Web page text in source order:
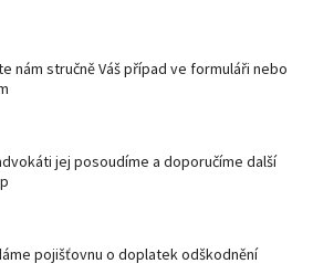
nám stručně Váš případ ve formuláři nebo
jej posoudíme a doporučíme další
pojišťovnu o doplatek odškodnění